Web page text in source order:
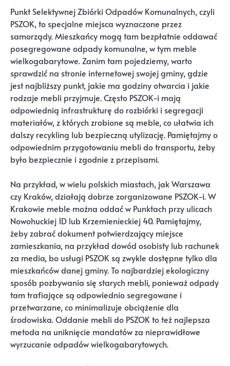
Punkt Selektywnej Zbiórki Odpadów Komunalnych, czyli
PSZOK, to specjalne miejsca wyznaczone przez
samorządy. Mieszkańcy mogą tam bezpłatnie oddawać
posegregowane odpady komunalne, w tym meble
wielkogabarytowe. Zanim tam pojedziemy, warto
sprawdzić na stronie internetowej swojej gminy, gdzie
jest najbliższy punkt, jakie ma godziny otwarcia i jakie
rodzaje mebli przyjmuje. Często PSZOK-i mają
odpowiednią infrastrukturę do rozbiórki i segregacji
materiałów, z których zrobione są meble, co ułatwia ich
dalszy recykling lub bezpieczną utylizację. Pamiętajmy o
odpowiednim przygotowaniu mebli do transportu, żeby
było bezpiecznie i zgodnie z przepisami.
Na przykład, w wielu polskich miastach, jak Warszawa
czy Kraków, działają dobrze zorganizowane PSZOK-i. W
Krakowie meble można oddać w Punktach przy ulicach
Nowohuckiej 1D lub Krzemienieckiej 40. Pamiętajmy,
żeby zabrać dokument potwierdzający miejsce
zamieszkania, na przykład dowód osobisty lub rachunek
za media, bo usługi PSZOK są zwykle dostępne tylko dla
mieszkańców danej gminy. To najbardziej ekologiczny
sposób pozbywania się starych mebli, ponieważ odpady
tam trafiające są odpowiednio segregowane i
przetwarzane, co minimalizuje obciążenie dla
środowiska. Oddanie mebli do PSZOK to też najlepsza
metoda na uniknięcie mandatów za nieprawidłowe
wyrzucanie odpadów wielkogabarytowych.